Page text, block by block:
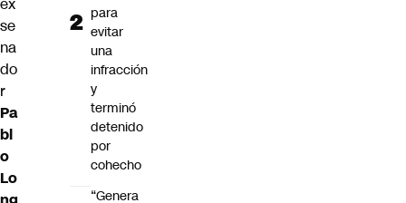
se
na
do
r
Pa
bl
o
Lo
para
evitar
una
infracción
y
terminó
detenido
por
cohecho
“Genera